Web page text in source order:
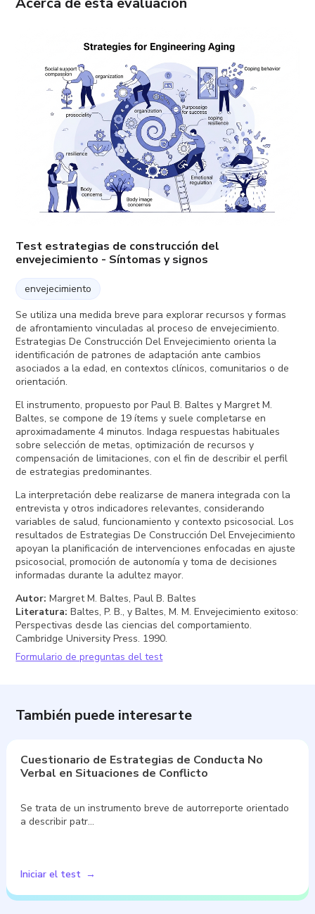
Test estrategias de construcción del
envejecimiento - Síntomas y signos
envejecimiento
Se utiliza una medida breve para explorar recursos y formas
de afrontamiento vinculadas al proceso de envejecimiento.
Estrategias De Construcción Del Envejecimiento orienta la
identificación de patrones de adaptación ante cambios
asociados a la edad, en contextos clínicos, comunitarios o de
orientación.
El instrumento, propuesto por Paul B. Baltes y Margret M.
Baltes, se compone de 19 ítems y suele completarse en
aproximadamente 4 minutos. Indaga respuestas habituales
sobre selección de metas, optimización de recursos y
compensación de limitaciones, con el fin de describir el perfil
de estrategias predominantes.
La interpretación debe realizarse de manera integrada con la
entrevista y otros indicadores relevantes, considerando
variables de salud, funcionamiento y contexto psicosocial. Los
resultados de Estrategias De Construcción Del Envejecimiento
apoyan la planificación de intervenciones enfocadas en ajuste
psicosocial, promoción de autonomía y toma de decisiones
informadas durante la adultez mayor.
Autor: Margret M. Baltes, Paul B. Baltes
Literatura: Baltes, P. B., y Baltes, M. M. Envejecimiento exitoso:
Perspectivas desde las ciencias del comportamiento.
Cambridge University Press. 1990.
Formulario de preguntas del test
También puede interesarte
Cuestionario de Estrategias de Conducta No
Verbal en Situaciones de Conflicto
Se trata de un instrumento breve de autorreporte orientado
a describir patr…
Iniciar el test